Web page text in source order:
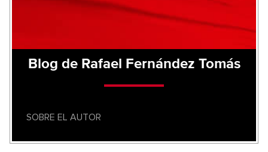
Blog de Rafael Fernández Tomás
SOBRE EL AUTOR